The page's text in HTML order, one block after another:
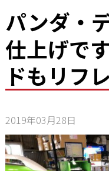
レッドポイントパーツ
その他サービス
工場通信
パンダ・
仕上げで
ドもリフ
2019年03月28日